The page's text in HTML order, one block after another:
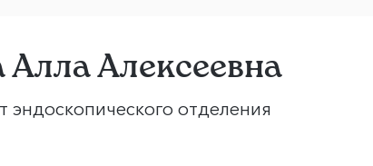
Алексеевна
эндоскопического отделения